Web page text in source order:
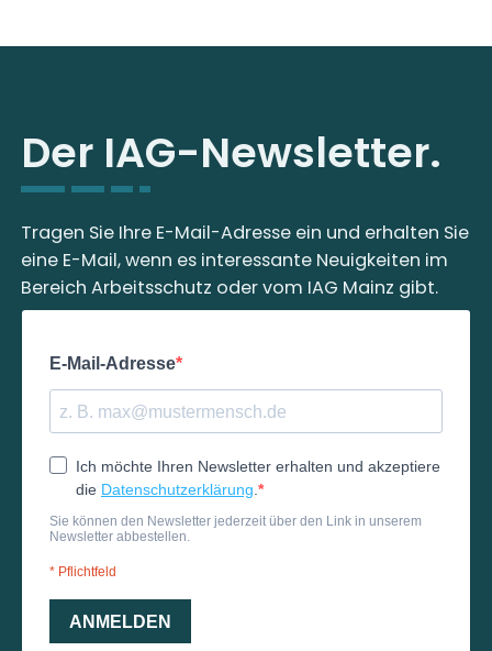
Der IAG-Newsletter.
Tragen Sie Ihre E-Mail-Adresse ein und erhalten Sie
eine E-Mail, wenn es interessante Neuigkeiten im
Bereich Arbeitsschutz oder vom IAG Mainz gibt.